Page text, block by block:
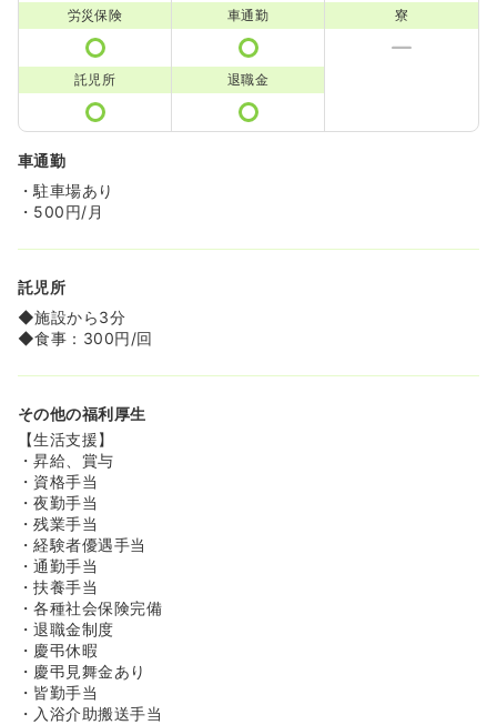
労災保険 車通勤 寮
託児所 退職金
車通勤
・駐車場あり
・500円/月
託児所
◆施設から3分
◆食事：300円/回
その他の福利厚生
【生活支援】
・昇給、賞与
・資格手当
・夜勤手当
・残業手当
・経験者優遇手当
・通勤手当
・扶養手当
・各種社会保険完備
・退職金制度
・慶弔休暇
・慶弔見舞金あり
・皆勤手当
・入浴介助搬送手当